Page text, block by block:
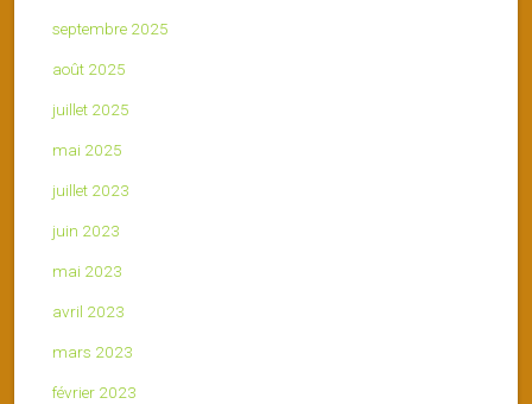
septembre 2025
août 2025
juillet 2025
mai 2025
juillet 2023
juin 2023
mai 2023
avril 2023
mars 2023
février 2023